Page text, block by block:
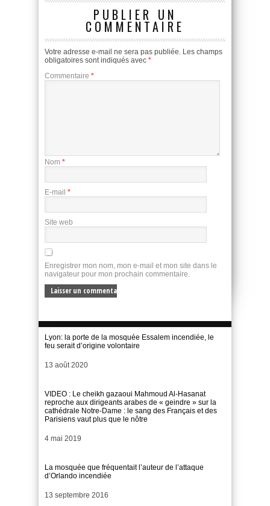
PUBLIER UN
COMMENTAIRE
Votre adresse e-mail ne sera pas publiée. Les champs
obligatoires sont indiqués avec *
Commentaire *
Nom *
E-mail *
Site web
Enregistrer mon nom, mon e-mail et mon site dans le
navigateur pour mon prochain commentaire.
Lyon: la porte de la mosquée Essalem incendiée, le
feu serait d’origine volontaire
Date
13 août 2020
VIDEO : Le cheikh gazaoui Mahmoud Al-Hasanat
reproche aux dirigeants arabes de « geindre » sur la
cathédrale Notre-Dame : le sang des Français et des
Parisiens vaut plus que le nôtre
Date
4 mai 2019
La mosquée que fréquentait l’auteur de l’attaque
d’Orlando incendiée
Date
13 septembre 2016